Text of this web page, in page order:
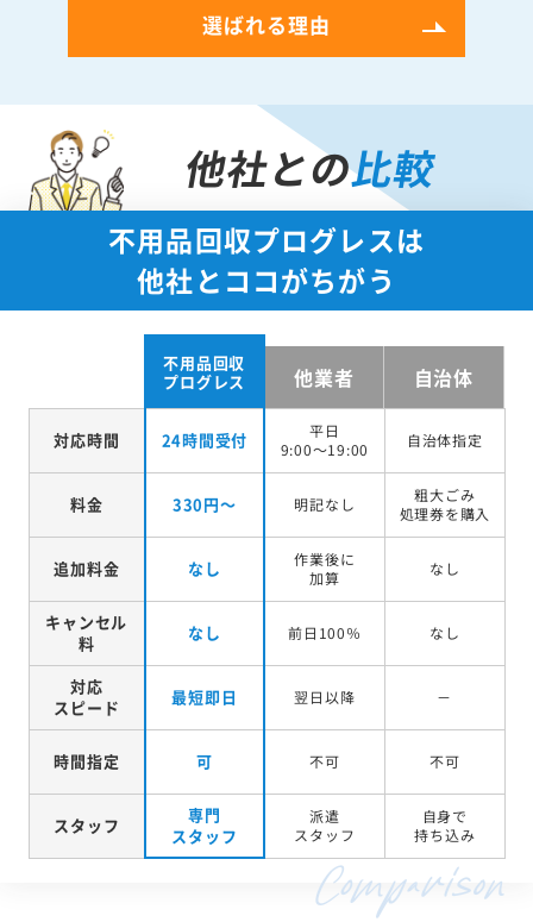
選ばれる理由
他社との比較
不用品回収プログレスは
他社とココがちがう
不用品回収
プログレス
他業者 自治体
対応時間 24時間受付
平日
9:00～19:00
自治体指定
料金 330円～ 明記なし
粗大ごみ
処理券を購入
追加料金 なし
作業後に
加算
なし
キャンセル
料
なし 前日100％ なし
対応
スピード
最短即日 翌日以降 －
時間指定 可 不可 不可
スタッフ
専門
スタッフ
派遣
スタッフ
自身で
持ち込み